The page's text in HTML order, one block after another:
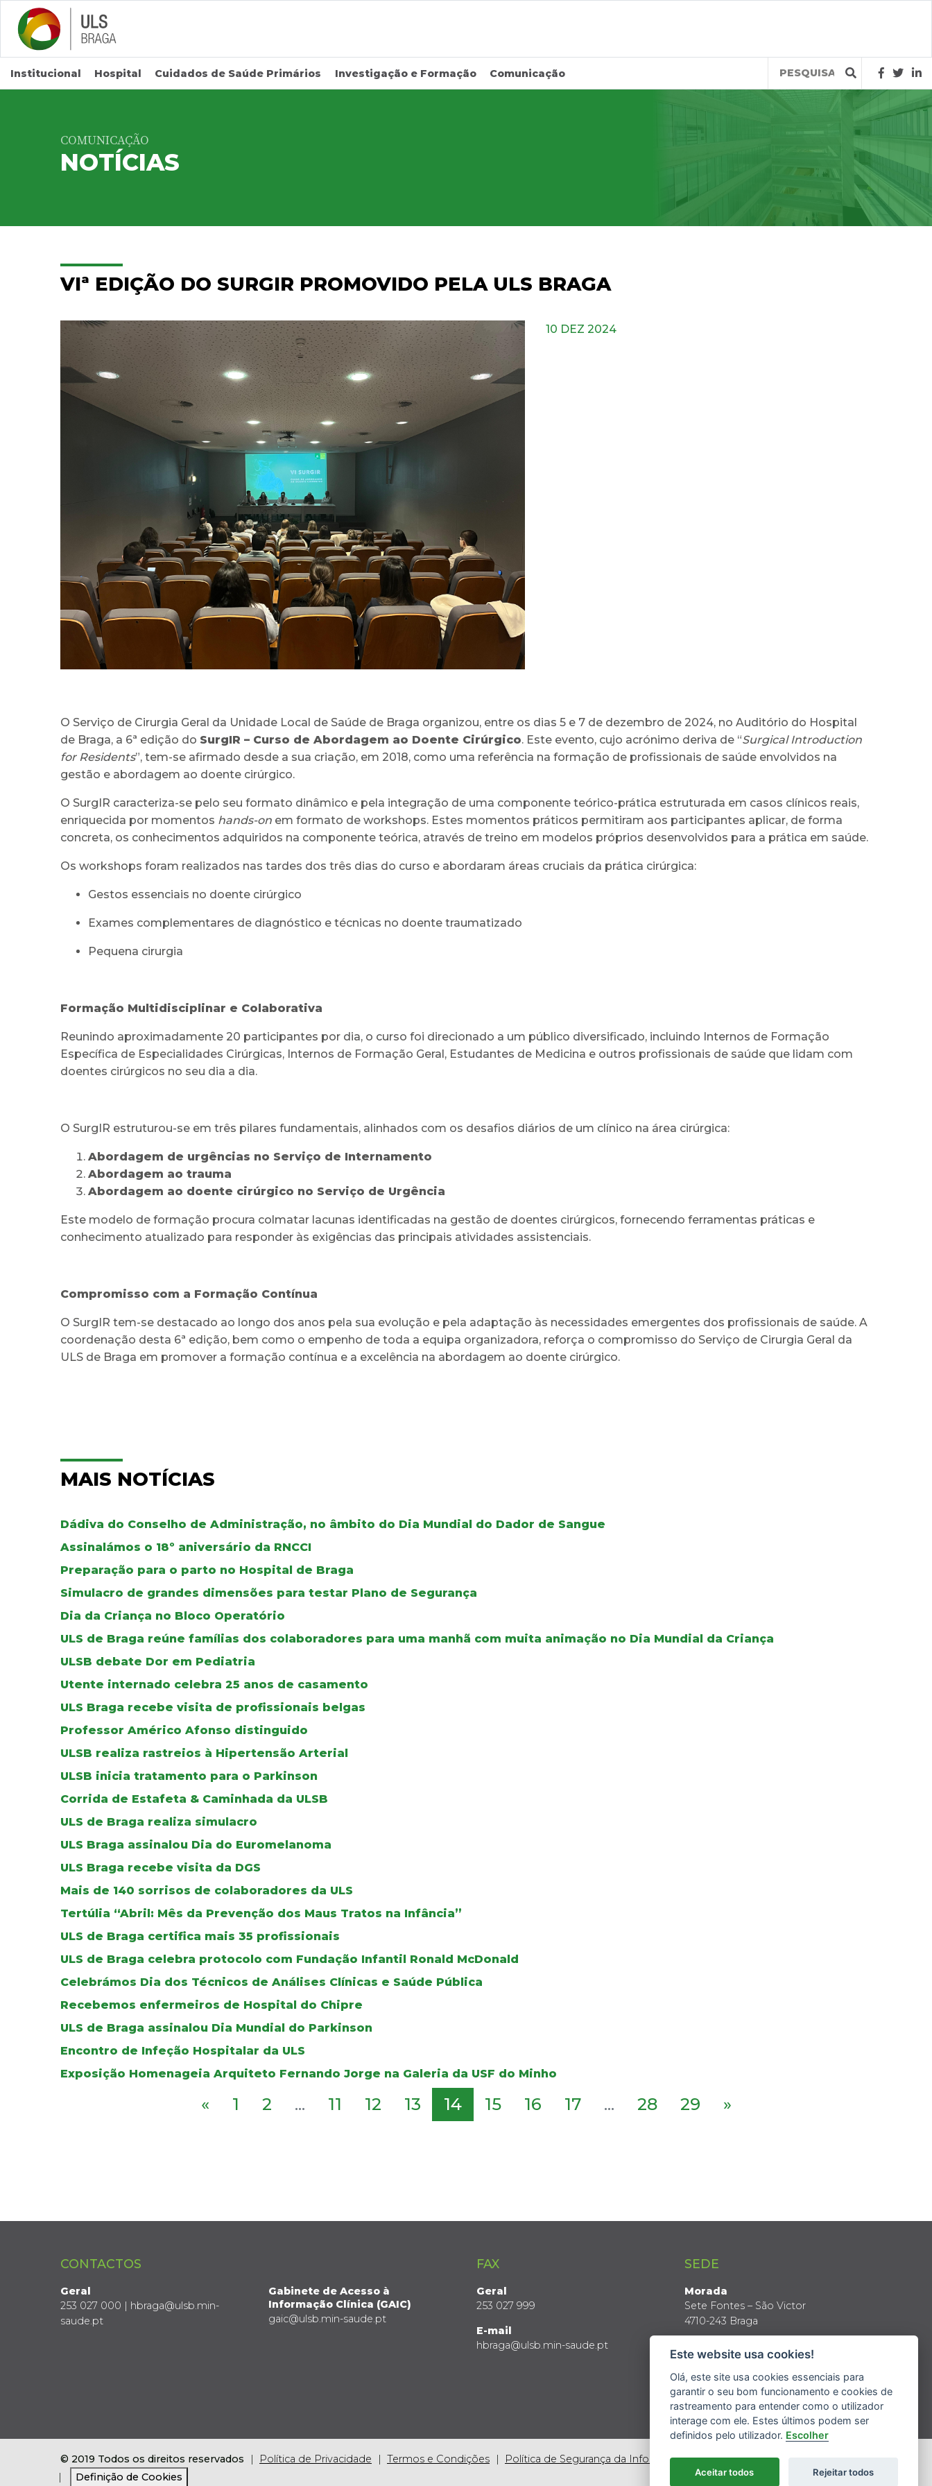
Saltar para conteúdo principal
Institucional Hospital Cuidados de Saúde Primários Investigação e Formação Comunicação
Query
COMUNICAÇÃO
NOTÍCIAS
VIª EDIÇÃO DO SURGIR PROMOVIDO PELA ULS BRAGA
10 DEZ 2024
O Serviço de Cirurgia Geral da Unidade Local de Saúde de Braga organizou, entre os dias 5 e 7 de dezembro de 2024, no Auditório do Hospital
de Braga, a 6ª edição do SurgIR – Curso de Abordagem ao Doente Cirúrgico. Este evento, cujo acrónimo deriva de “Surgical Introduction
for Residents”, tem-se afirmado desde a sua criação, em 2018, como uma referência na formação de profissionais de saúde envolvidos na
gestão e abordagem ao doente cirúrgico.
O SurgIR caracteriza-se pelo seu formato dinâmico e pela integração de uma componente teórico-prática estruturada em casos clínicos reais,
enriquecida por momentos hands-on em formato de workshops. Estes momentos práticos permitiram aos participantes aplicar, de forma
concreta, os conhecimentos adquiridos na componente teórica, através de treino em modelos próprios desenvolvidos para a prática em saúde.
Os workshops foram realizados nas tardes dos três dias do curso e abordaram áreas cruciais da prática cirúrgica:
Gestos essenciais no doente cirúrgico
Exames complementares de diagnóstico e técnicas no doente traumatizado
Pequena cirurgia
Formação Multidisciplinar e Colaborativa
Reunindo aproximadamente 20 participantes por dia, o curso foi direcionado a um público diversificado, incluindo Internos de Formação
Específica de Especialidades Cirúrgicas, Internos de Formação Geral, Estudantes de Medicina e outros profissionais de saúde que lidam com
doentes cirúrgicos no seu dia a dia.
O SurgIR estruturou-se em três pilares fundamentais, alinhados com os desafios diários de um clínico na área cirúrgica:
Abordagem de urgências no Serviço de Internamento
Abordagem ao trauma
Abordagem ao doente cirúrgico no Serviço de Urgência
Este modelo de formação procura colmatar lacunas identificadas na gestão de doentes cirúrgicos, fornecendo ferramentas práticas e
conhecimento atualizado para responder às exigências das principais atividades assistenciais.
Compromisso com a Formação Contínua
O SurgIR tem-se destacado ao longo dos anos pela sua evolução e pela adaptação às necessidades emergentes dos profissionais de saúde. A
coordenação desta 6ª edição, bem como o empenho de toda a equipa organizadora, reforça o compromisso do Serviço de Cirurgia Geral da
ULS de Braga em promover a formação contínua e a excelência na abordagem ao doente cirúrgico.
MAIS NOTÍCIAS
Dádiva do Conselho de Administração, no âmbito do Dia Mundial do Dador de Sangue
Assinalámos o 18º aniversário da RNCCI
Preparação para o parto no Hospital de Braga
Simulacro de grandes dimensões para testar Plano de Segurança
Dia da Criança no Bloco Operatório
ULS de Braga reúne famílias dos colaboradores para uma manhã com muita animação no Dia Mundial da Criança
ULSB debate Dor em Pediatria
Utente internado celebra 25 anos de casamento
ULS Braga recebe visita de profissionais belgas
Professor Américo Afonso distinguido
ULSB realiza rastreios à Hipertensão Arterial
ULSB inicia tratamento para o Parkinson
Corrida de Estafeta & Caminhada da ULSB
ULS de Braga realiza simulacro
ULS Braga assinalou Dia do Euromelanoma
ULS Braga recebe visita da DGS
Mais de 140 sorrisos de colaboradores da ULS
Tertúlia “Abril: Mês da Prevenção dos Maus Tratos na Infância”
ULS de Braga certifica mais 35 profissionais
ULS de Braga celebra protocolo com Fundação Infantil Ronald McDonald
Celebrámos Dia dos Técnicos de Análises Clínicas e Saúde Pública
Recebemos enfermeiros de Hospital do Chipre
ULS de Braga assinalou Dia Mundial do Parkinson
Encontro de Infeção Hospitalar da ULS
Exposição Homenageia Arquiteto Fernando Jorge na Galeria da USF do Minho
« 1 2 ... 11 12 13 14 15 16 17 ... 28 29 »
CONTACTOS
Geral
253 027 000 | hbraga@ulsb.min-
saude.pt
Gabinete de Acesso à
Informação Clínica (GAIC)
gaic@ulsb.min-saude.pt
FAX
Geral
253 027 999
E-mail
hbraga@ulsb.min-saude.pt
SEDE
Morada
Sete Fontes – São Victor
4710-243 Braga
Latitude: 41º 34’ N
Longitude: 8º 24’ W
© 2019 Todos os direitos reservados Política de Privacidade Termos e Condições
Política de Segurança da Informação
Definição de Cookies
Este website usa cookies!
Olá, este site usa cookies essenciais para
garantir o seu bom funcionamento e cookies de
rastreamento para entender como o utilizador
interage com ele. Estes últimos podem ser
definidos pelo utilizador. Escolher
Aceitar todos Rejeitar todos